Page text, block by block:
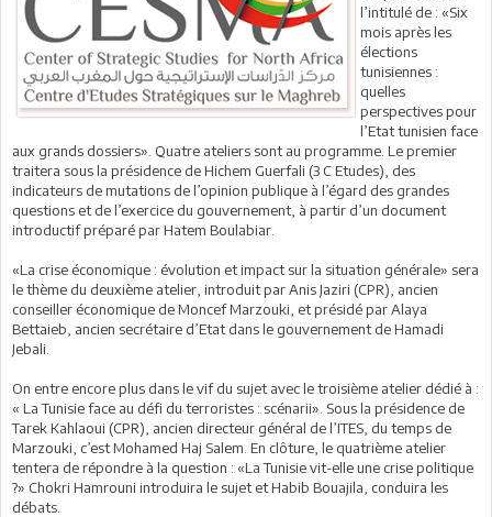
l’intitulé de : «Six
mois après les
élections
tunisiennes :
quelles
perspectives pour
l’Etat tunisien face
aux grands dossiers». Quatre ateliers sont au programme. Le premier
traitera sous la présidence de Hichem Guerfali (3 C Etudes), des
indicateurs de mutations de l’opinion publique à l’égard des grandes
questions et de l’exercice du gouvernement, à partir d’un document
introductif préparé par Hatem Boulabiar.
«La crise économique : évolution et impact sur la situation générale» sera
le thème du deuxième atelier, introduit par Anis Jaziri (CPR), ancien
conseiller économique de Moncef Marzouki, et présidé par Alaya
Bettaieb, ancien secrétaire d’Etat dans le gouvernement de Hamadi
Jebali.
On entre encore plus dans le vif du sujet avec le troisième atelier dédié à :
« La Tunisie face au défi du terroristes : scénarii». Sous la présidence de
Tarek Kahlaoui (CPR), ancien directeur général de l’ITES, du temps de
Marzouki, c’est Mohamed Haj Salem. En clôture, le quatrième atelier
tentera de répondre à la question : «La Tunisie vit-elle une crise politique
?» Chokri Hamrouni introduira le sujet et Habib Bouajila, conduira les
débats.